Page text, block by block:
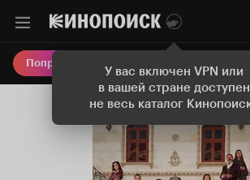
У вас включен VPN или
в вашей стране доступен
не весь каталог
Попробовать Плюс Онлайн-